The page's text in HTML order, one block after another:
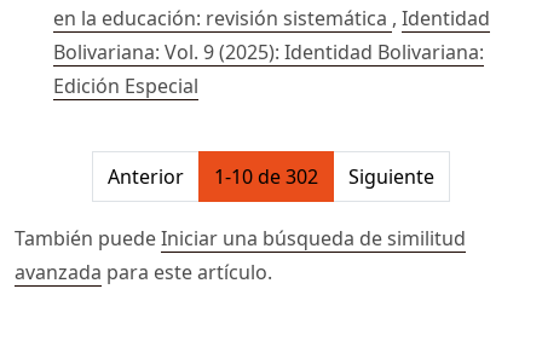
en la educación: revisión sistemática , Identidad
Bolivariana: Vol. 9 (2025): Identidad Bolivariana:
Edición Especial
##issue.pagination##
Anterior 1-10 de 302 Siguiente
También puedeIniciar una búsqueda de similitud
avanzada para este artículo.